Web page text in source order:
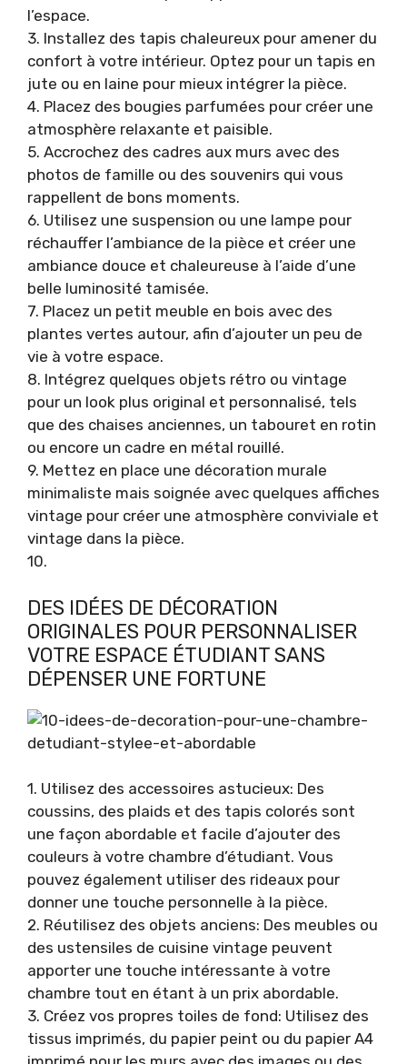
l’espace.
3. Installez des tapis chaleureux pour amener du
confort à votre intérieur. Optez pour un tapis en
jute ou en laine pour mieux intégrer la pièce.
4. Placez des bougies parfumées pour créer une
atmosphère relaxante et paisible.
5. Accrochez des cadres aux murs avec des
photos de famille ou des souvenirs qui vous
rappellent de bons moments.
6. Utilisez une suspension ou une lampe pour
réchauffer l’ambiance de la pièce et créer une
ambiance douce et chaleureuse à l’aide d’une
belle luminosité tamisée.
7. Placez un petit meuble en bois avec des
plantes vertes autour, afin d’ajouter un peu de
vie à votre espace.
8. Intégrez quelques objets rétro ou vintage
pour un look plus original et personnalisé, tels
que des chaises anciennes, un tabouret en rotin
ou encore un cadre en métal rouillé.
9. Mettez en place une décoration murale
minimaliste mais soignée avec quelques affiches
vintage pour créer une atmosphère conviviale et
vintage dans la pièce.
10.
DES IDÉES DE DÉCORATION
ORIGINALES POUR PERSONNALISER
VOTRE ESPACE ÉTUDIANT SANS
DÉPENSER UNE FORTUNE
1. Utilisez des accessoires astucieux: Des
coussins, des plaids et des tapis colorés sont
une façon abordable et facile d’ajouter des
couleurs à votre chambre d’étudiant. Vous
pouvez également utiliser des rideaux pour
donner une touche personnelle à la pièce.
2. Réutilisez des objets anciens: Des meubles ou
des ustensiles de cuisine vintage peuvent
apporter une touche intéressante à votre
chambre tout en étant à un prix abordable.
3. Créez vos propres toiles de fond: Utilisez des
tissus imprimés, du papier peint ou du papier A4